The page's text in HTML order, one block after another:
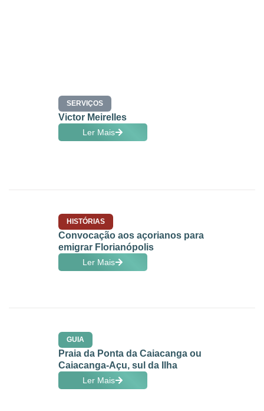
SERVIÇOS
Victor Meirelles
Ler Mais
HISTÓRIAS
Convocação aos açorianos para
emigrar Florianópolis
Ler Mais
GUIA
Praia da Ponta da Caiacanga ou
Caiacanga-Açu, sul da Ilha
Ler Mais